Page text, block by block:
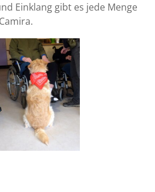
Einklang gibt es jede Menge